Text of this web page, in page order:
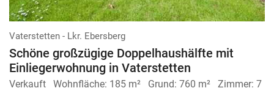
Vaterstetten - Lkr. Ebersberg
Schöne großzügige Doppelhaus­hälfte mit
Einlieger­wohnung in Vaterstetten
Verkauft Wohnfläche: 185 m² Grund: 760 m² Zimmer: 7